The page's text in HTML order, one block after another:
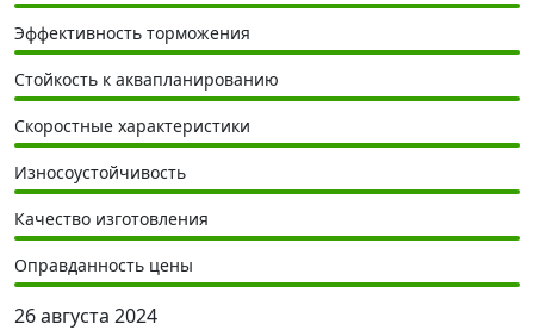
Эффективность торможения
Стойкость к аквапланированию
Скоростные характеристики
Износоустойчивость
Качество изготовления
Оправданность цены
26 августа 2024